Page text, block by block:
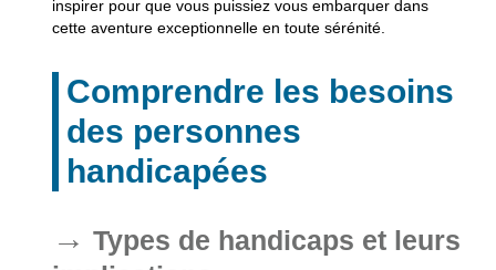
inspirer pour que vous puissiez vous embarquer dans
cette aventure exceptionnelle en toute sérénité.
Comprendre les besoins
des personnes
handicapées
Types de handicaps et leurs